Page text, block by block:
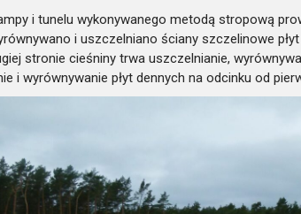
i tunelu wykonywanego metodą stropową
i uszczelniano ściany szczelinowe
stronie cieśniny trwa uszczelnianie,
i wyrównywanie płyt dennych na odcinku od